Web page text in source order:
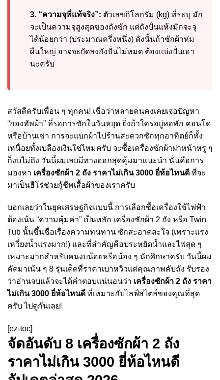
3. “ความจุที่แท้จริง”: ตัวเลขกิโลกรัม (kg) ที่ระบุ มัก
จะเป็นความจุสูงสุดของถังซัก แต่ถังปั่นแห้งมักจะจุ
ได้น้อยกว่า (ประมาณครึ่งหนึ่ง) ดังนั้นถ้าซักผ้าห่ม
ผืนใหญ่ อาจจะยัดลงถังปั่นไม่หมด ต้องแบ่งปั่นเอา
นะครับ
สวัสดีครับเพื่อน ๆ ทุกคน! เชื่อว่าหลายคนคงเคยเจอปัญหา
“กองทัพผ้า” ที่รอการซักในวันหยุด ยิ่งถ้าใครอยู่หอพัก คอนโด
หรือบ้านเช่า การจะแบกผ้าไปร้านสะดวกซักทุกอาทิตย์ก็ทั้ง
เหนื่อยทั้งเปลืองเงินใช่ไหมครับ จะซื้อเครื่องซักผ้าฝาหน้าหรู ๆ
ก็งบไม่ถึง วันนี้ผมเลยมีทางออกสุดคุ้มมาแนะนำ นั่นคือการ
มองหา เครื่องซักผ้า 2 ถัง ราคาไม่เกิน 3000 ยี่ห้อไหนดี ที่จะ
มาเป็นฮีโร่ช่วยกู้ชีพเสื้อผ้าของเราครับ
บอกเลยว่าในยุคเศรษฐกิจแบบนี้ การเลือกซื้อเครื่องใช้ไฟฟ้า
ต้องเน้น “ความคุ้มค่า” เป็นหลัก เครื่องซักผ้า 2 ถัง หรือ Twin
Tub นั้นขึ้นชื่อเรื่องความทนทาน ซักสะอาดสะใจ (เพราะแรง
เหวี่ยงน้ำแรงมาก!) และที่สำคัญคือประหยัดน้ำและไฟสุด ๆ
เหมาะมากสำหรับคนงบน้อยหรือน้อง ๆ นักศึกษาครับ วันนี้ผม
คัดมาเน้น ๆ 8 รุ่นเด็ดที่ราคาเบาหวิวแต่คุณภาพคับถัง รับรอง
ว่าอ่านจบแล้วจะได้คำตอบแน่นอนว่า เครื่องซักผ้า 2 ถัง ราคา
ไม่เกิน 3000 ยี่ห้อไหนดี ที่เหมาะกับไลฟ์สไตล์ของคุณที่สุด
ครับ ไปดูกันเลย!
[ez-toc]
จัดอันดับ 8 เครื่องซักผ้า 2 ถัง
ราคาไม่เกิน 3000 ยี่ห้อไหนดี